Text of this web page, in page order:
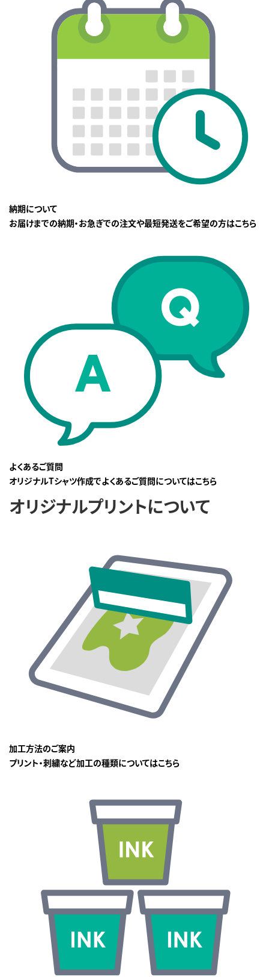
納期について
お届けまでの納期・お急ぎでの注文や最短発送をご希望の方はこちら
よくあるご質問
オリジナルTシャツ作成でよくあるご質問についてはこちら
オリジナルプリントについて
加工方法のご案内
プリント・刺繍など加工の種類についてはこちら